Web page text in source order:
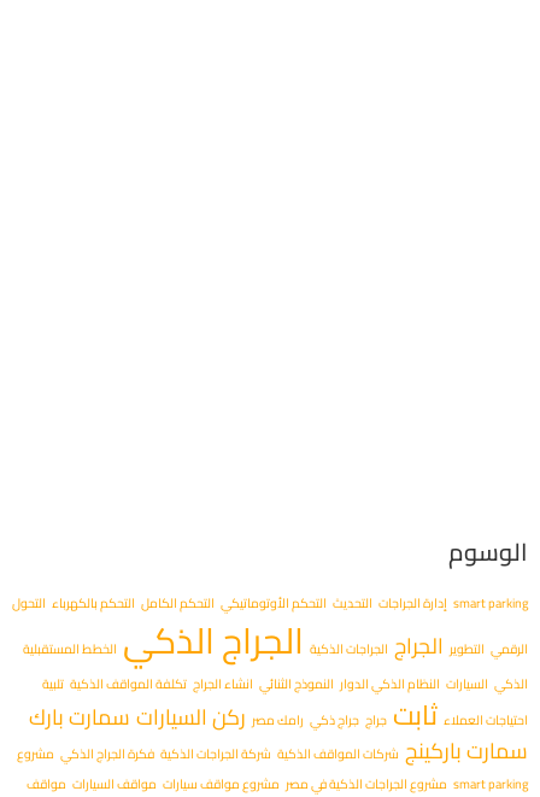
الوسوم
smart parking إدارة الجراجات التحديث التحكم الأوتوماتيكي التحكم الكامل التحكم بالكهرباء التحول
الرقمي التطوير الجراج الجراجات الذكية الجراج الذكي الخطط المستقبلية
الذكي السيارات النظام الذكي الدوار النموذج الثنائي انشاء الجراج تكلفة المواقف الذكية تلبية
احتياجات العملاء ثابت جراج جراج ذكي رامك مصر ركن السياراتسمارت بارك
سمارت باركينج شركات المواقف الذكية شركة الجراجات الذكية فكرة الجراج الذكي مشروع
smart parking مشروع الجراجات الذكية في مصر مشروع مواقف سيارات مواقف السيارات مواقف